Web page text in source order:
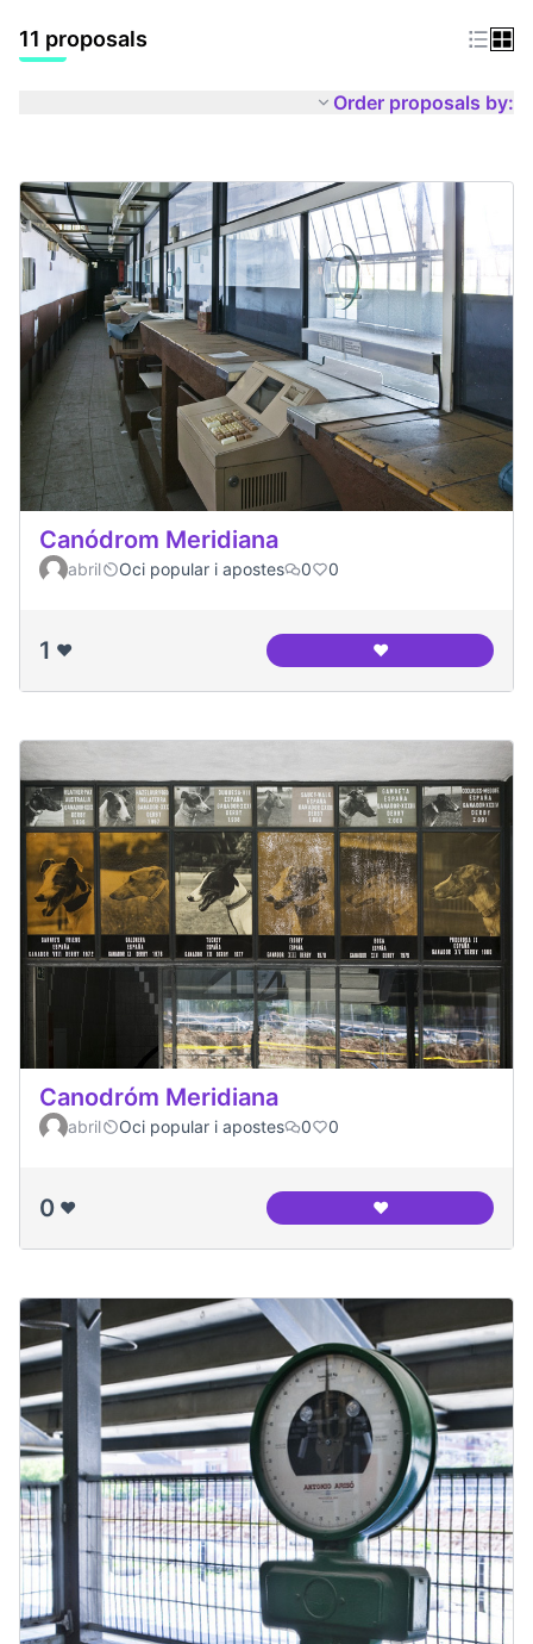
11 proposals
Order proposals by:
Canódrom Meridiana
abril Oci popular i apostes 0 0
1 ❤️ ❤️Canódrom
Canodróm Meridiana
abril Oci popular i apostes 0 0
0 ❤️ ❤️Canodróm